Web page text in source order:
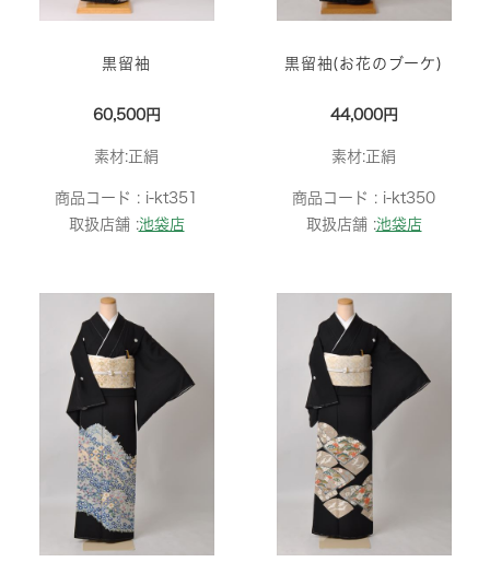
黒留袖
60,500円
素材:正絹
商品コード : i-kt351
取扱店舗 :池袋店
黒留袖(お花のブーケ)
44,000円
素材:正絹
商品コード : i-kt350
取扱店舗 :池袋店